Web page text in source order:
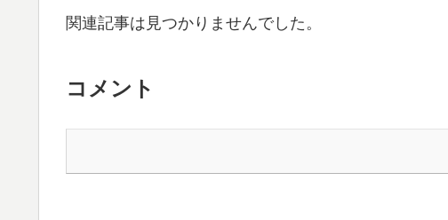
関連記事は見つかりませんでした。
コメント